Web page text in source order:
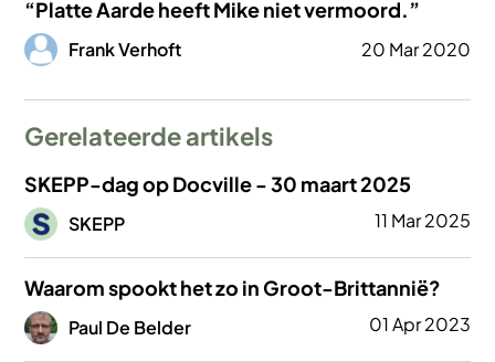
“Platte Aarde heeft Mike niet vermoord.”
Afbeelding
Frank Verhoft 20 Mar 2020
Gerelateerde artikels
SKEPP-dag op Docville - 30 maart 2025
Afbeelding
SKEPP 11 Mar 2025
Waarom spookt het zo in Groot-Brittannië?
Afbeelding
Paul De Belder 01 Apr 2023